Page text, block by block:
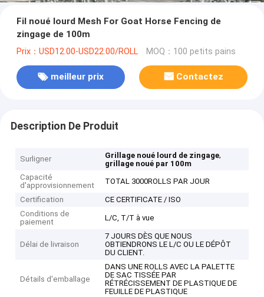
Fil noué lourd Mesh For Goat Horse Fencing de
zingage de 100m
Prix：USD12.00-USD22.00/ROLL MOQ：100 petits pains
meilleur prix Contactez
Description De Produit
Surligner Grillage noué lourd de zingage,
grillage noué par 100m
Capacité
d'approvisionnement
TOTAL 3000ROLLS PAR JOUR
Certification
CE CERTIFICATE / ISO
Conditions de
paiement
L/C, T/T à vue
Délai de livraison
7 JOURS DÈS QUE NOUS
OBTIENDRONS LE L/C OU LE DÉPÔT
DU CLIENT.
Détails d'emballage
DANS UNE ROLLS AVEC LA PALETTE
DE SAC TISSÉE PAR
RÉTRÉCISSEMENT DE PLASTIQUE DE
FEUILLE DE PLASTIQUE